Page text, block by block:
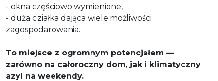
- okna częściowo wymienione,
- duża działka dająca wiele możliwości
zagospodarowania.
To miejsce z ogromnym potencjałem —
zarówno na całoroczny dom, jak i klimatyczny
azyl na weekendy.